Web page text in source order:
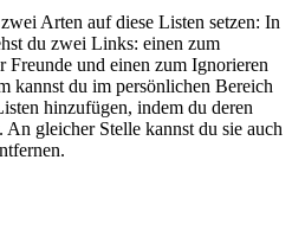
Arten auf diese Listen setzen: In
du zwei Links: einen zum
und einen zum Ignorieren
kannst du im persönlichen Bereich
hinzufügen, indem du deren
An gleicher Stelle kannst du sie auch